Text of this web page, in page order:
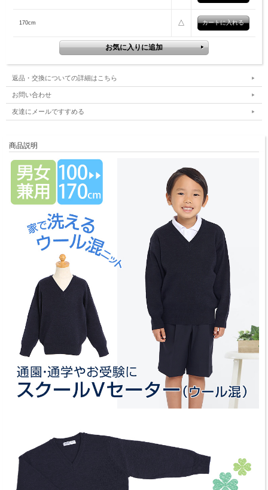
170cm △
返品・交換についての詳細はこちら
お問い合わせ
友達にメールですすめる
商品説明